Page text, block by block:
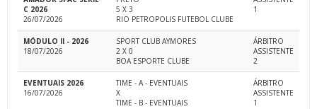
C 2026
26/07/2026
5 X 3
RIO PETROPOLIS FUTEBOL CLUBE
1
MÓDULO II - 2026
18/07/2026
SPORT CLUB AYMORES
2 X 0
BOA ESPORTE CLUBE
ÁRBITRO
ASSISTENTE
2
EVENTUAIS 2026
16/07/2026
TIME - A - EVENTUAIS
X
TIME - B - EVENTUAIS
ÁRBITRO
ASSISTENTE
1